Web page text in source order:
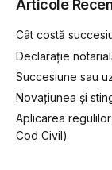
Articole
Cât costă
Declarație
Succesiune sau
Novațiunea și
Aplicarea
Cod Civil)